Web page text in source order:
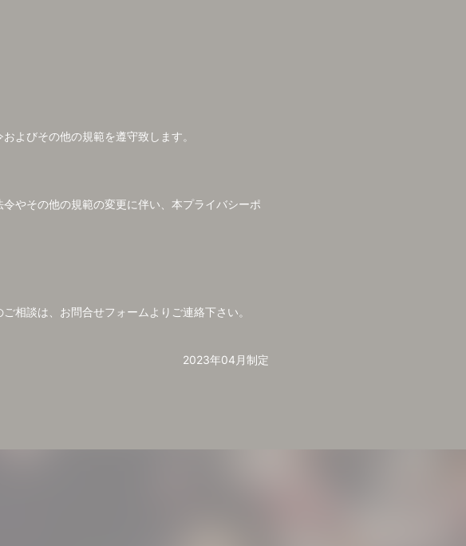
よびその他の規範を遵守致します。
やその他の規範の変更に伴い、本プライバシーポ
相談は、お問合せフォームよりご連絡下さい。
2023年04月制定